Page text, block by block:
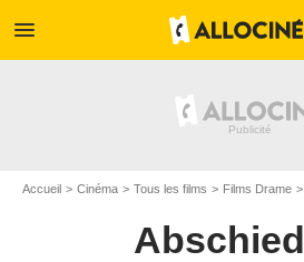
menu
Accueil Cinéma Tous les films Films Drame
Abschied